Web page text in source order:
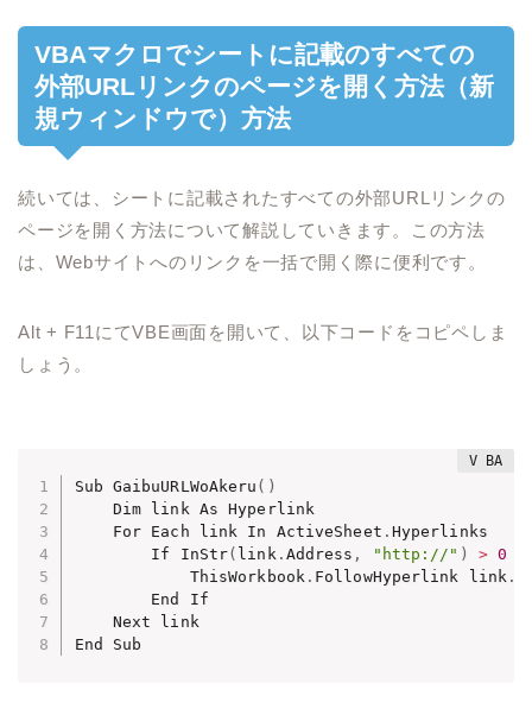
VBAマクロでシートに記載のすべての
外部URLリンクのページを開く方法（新
規ウィンドウで）方法
続いては、シートに記載されたすべての外部URLリンクの
ページを開く方法について解説していきます。この方法
は、Webサイトへのリンクを一括で開く際に便利です。
Alt + F11にてVBE画面を開いて、以下コードをコピペしま
しょう。
Sub GaibuURLWoAkeru ( )
    Dim link As Hyperlink
    For Each link In ActiveSheet
. Hyperlinks
        If InStr
( link. Address , "http://" ) > 0
            ThisWorkbook
. FollowHyperlink link .
        End If
    Next link